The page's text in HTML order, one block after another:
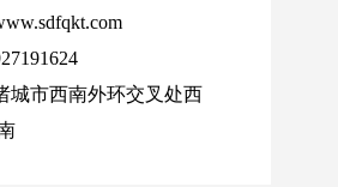
城市西南外环交叉处西